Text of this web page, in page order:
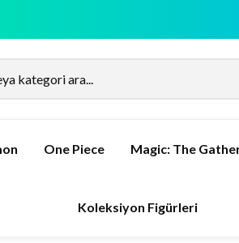
One Piece Magic: The
Koleksiyon Figürleri